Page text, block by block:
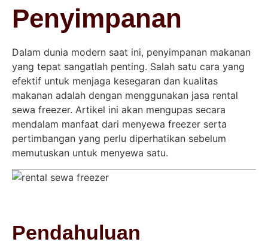
Penyimpanan
Dalam dunia modern saat ini, penyimpanan makanan
yang tepat sangatlah penting. Salah satu cara yang
efektif untuk menjaga kesegaran dan kualitas
makanan adalah dengan menggunakan jasa rental
sewa freezer. Artikel ini akan mengupas secara
mendalam manfaat dari menyewa freezer serta
pertimbangan yang perlu diperhatikan sebelum
memutuskan untuk menyewa satu.
Pendahuluan